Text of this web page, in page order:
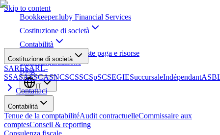
Skip to content
Bookkeeper.luby Financial Services
Costituzione di società
Contabilità
Consulenza fiscale Buste paga e risorse
umaneLiquidazione
Blog
IT
Costituzione di società
SARLSARL-
SSASASSCASNCSCSSCSpSCSEGIESuccursaleIndépendant
Contattaci
Contabilità
Tenue de la comptabilitéAudit contractuelleCommissaire aux
comptesConseil & reporting
Consulenza fiscale